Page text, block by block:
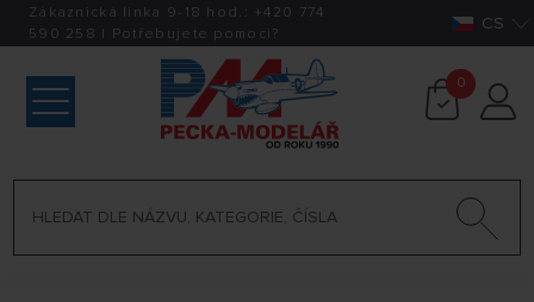
Zákaznická linka 9-18 hod.: +420 774
590 258 | Potřebujete pomoci? CS
0